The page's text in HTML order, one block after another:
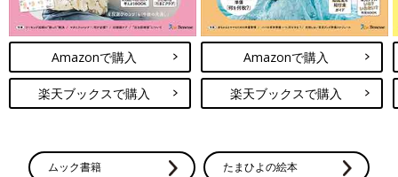
Amazonで購入
楽天ブックスで購入
Amazonで購入
楽天ブックスで購入
ムック書籍 たまひよの絵本